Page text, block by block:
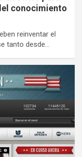
conocimiento
reinventar el
tanto desde…